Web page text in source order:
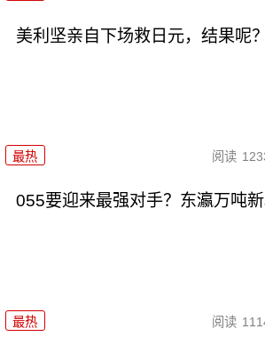
美利坚亲自下场救日元，结果呢
最热 阅读
055要迎来最强对手？东瀛万吨新
最热 阅读